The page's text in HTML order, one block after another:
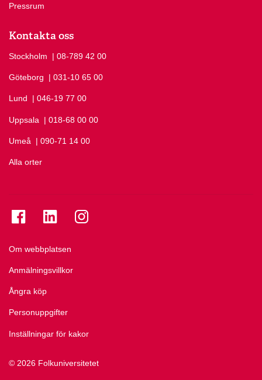
Pressrum
Kontakta oss
Stockholm Ring Stockholm på
| 08-789 42 00
Göteborg Ring Göteborg på
| 031-10 65 00
Lund Ring Lund på
| 046-19 77 00
Uppsala Ring Uppsala på
| 018-68 00 00
Umeå Ring Umeå på
| 090-71 14 00
Alla orter
© 2026 Folkuniversitetet
Om webbplatsen
Anmälningsvillkor
Ångra köp
Personuppgifter
Inställningar för kakor
Se folkuniversitetet på Facebook
Se folkuniversitetet på LinkedIn